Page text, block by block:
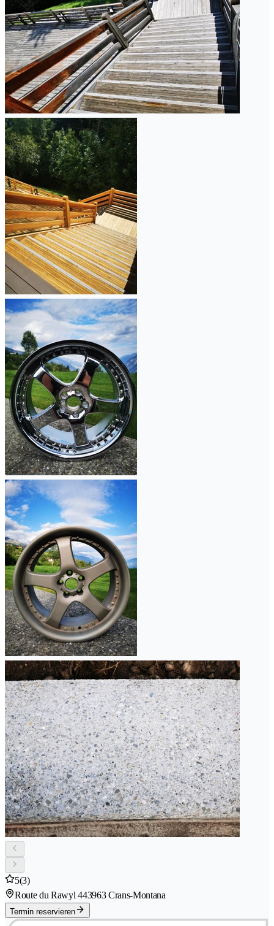
5(3)
Route du Rawyl 443963 Crans-Montana
Termin reservieren